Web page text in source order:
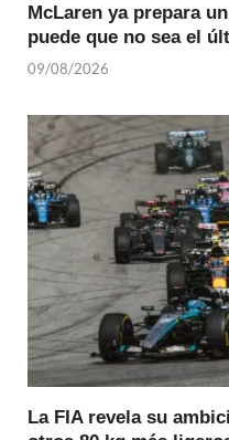
McLaren ya prepara
puede que no sea el
09/08/2026
La FIA revela su